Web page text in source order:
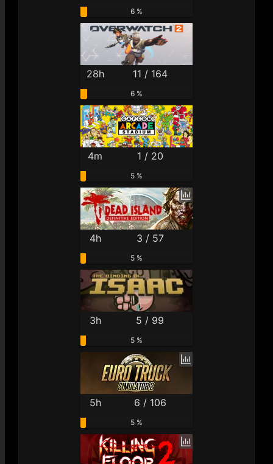
6 %
28h 11 / 164
6 %
4m 1 / 20
5 %
4h 3 / 57
5 %
3h 5 / 99
5 %
5h 6 / 106
5 %